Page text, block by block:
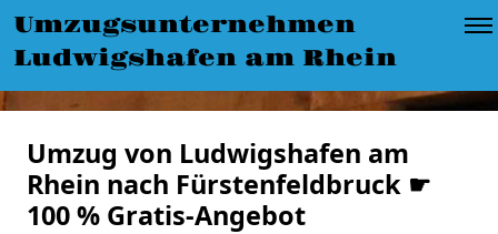
Umzugsunternehmen
Ludwigshafen am Rhein
Umzug von Ludwigshafen am
Rhein nach Fürstenfeldbruck ☛
100 % Gratis-Angebot